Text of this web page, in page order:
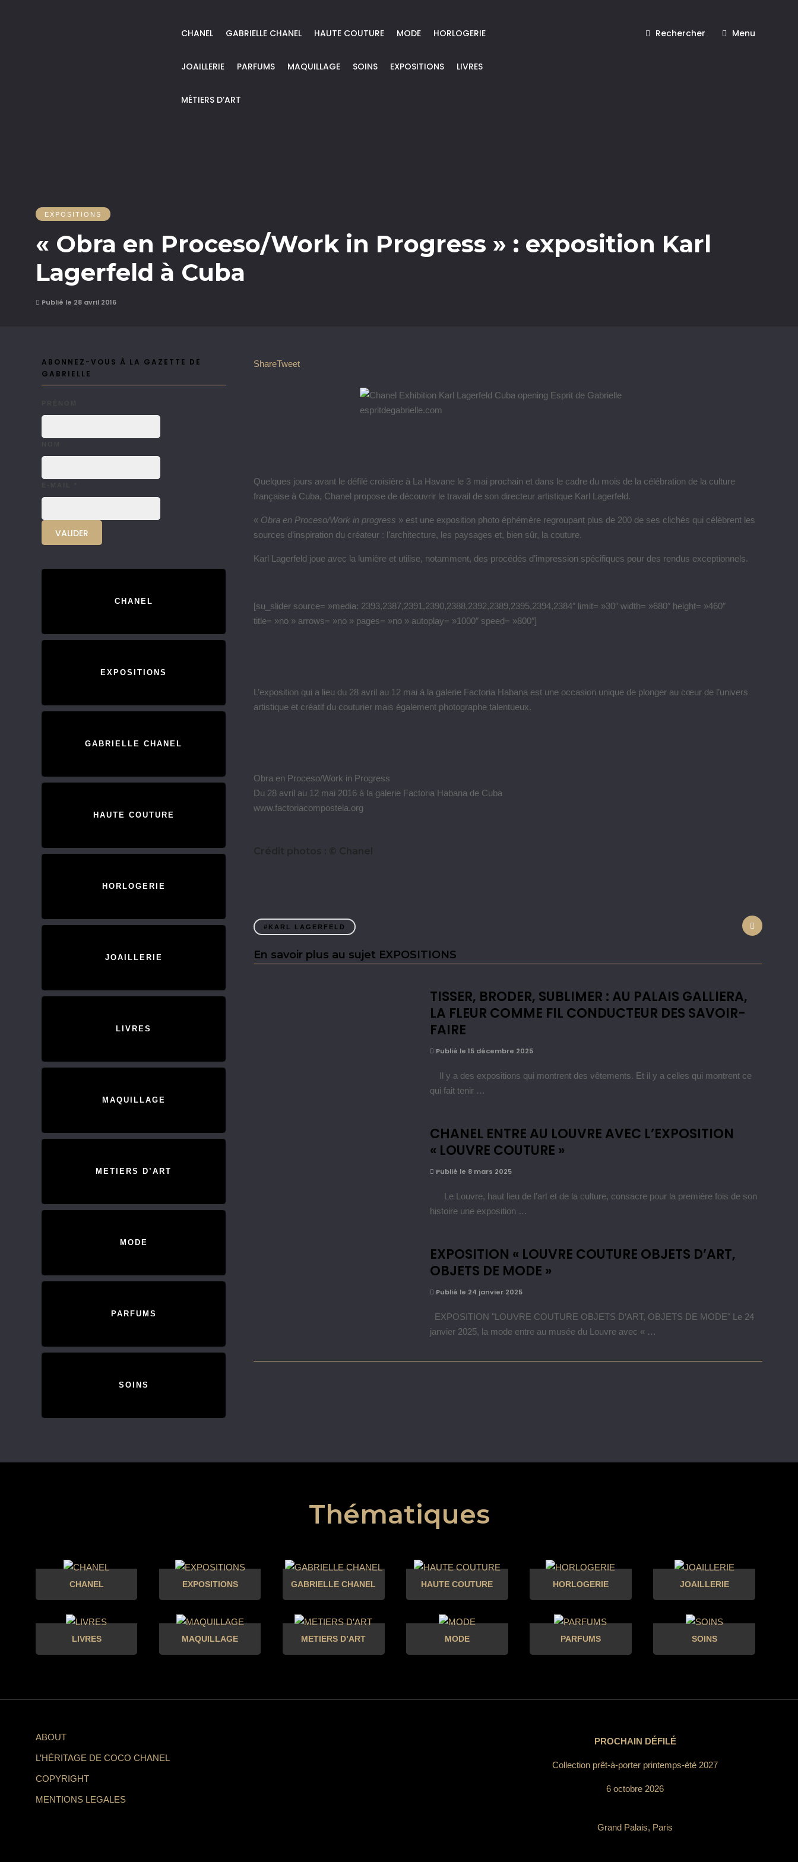
CHANEL GABRIELLE CHANEL HAUTE COUTURE MODE HORLOGERIE
JOAILLERIE PARFUMS MAQUILLAGE SOINS EXPOSITIONS LIVRES
MÉTIERS D’ART
Rechercher Menu
EXPOSITIONS
« Obra en Proceso/Work in Progress » : exposition Karl
Lagerfeld à Cuba
Publié le 28 avril 2016
ShareTweet
Quelques jours avant le défilé croisière à La Havane le 3 mai prochain et dans le cadre du mois de la célébration de la culture
française à Cuba, Chanel propose de découvrir le travail de son directeur artistique Karl Lagerfeld.
« Obra en Proceso/Work in progress » est une exposition photo éphémère regroupant plus de 200 de ses clichés qui célèbrent les
sources d’inspiration du créateur : l’architecture, les paysages et, bien sûr, la couture.
Karl Lagerfeld joue avec la lumière et utilise, notamment, des procédés d’impression spécifiques pour des rendus exceptionnels.
[su_slider source= »media: 2393,2387,2391,2390,2388,2392,2389,2395,2394,2384″ limit= »30″ width= »680″ height= »460″
title= »no » arrows= »no » pages= »no » autoplay= »1000″ speed= »800″]
L’exposition qui a lieu du 28 avril au 12 mai à la galerie Factoria Habana est une occasion unique de plonger au cœur de l’univers
artistique et créatif du couturier mais également photographe talentueux.
Obra en Proceso/Work in Progress
Du 28 avril au 12 mai 2016 à la galerie Factoria Habana de Cuba
www.factoriacompostela.org
Crédit photos : © Chanel
#KARL LAGERFELD
En savoir plus au sujet EXPOSITIONS
TISSER, BRODER, SUBLIMER : AU PALAIS GALLIERA,
LA FLEUR COMME FIL CONDUCTEUR DES SAVOIR-
FAIRE
Publié le 15 décembre 2025
Il y a des expositions qui montrent des vêtements. Et il y a celles qui montrent ce
qui fait tenir …
CHANEL ENTRE AU LOUVRE AVEC L’EXPOSITION
« LOUVRE COUTURE »
Publié le 8 mars 2025
Le Louvre, haut lieu de l’art et de la culture, consacre pour la première fois de son
histoire une exposition …
EXPOSITION « LOUVRE COUTURE OBJETS D’ART,
OBJETS DE MODE »
Publié le 24 janvier 2025
EXPOSITION "LOUVRE COUTURE OBJETS D’ART, OBJETS DE MODE" Le 24
janvier 2025, la mode entre au musée du Louvre avec « …
ABONNEZ-VOUS À LA GAZETTE DE
GABRIELLE
CHANEL
EXPOSITIONS
GABRIELLE CHANEL
HAUTE COUTURE
HORLOGERIE
JOAILLERIE
LIVRES
MAQUILLAGE
METIERS D’ART
MODE
PARFUMS
SOINS
Thématiques
CHANEL EXPOSITIONS GABRIELLE CHANEL HAUTE COUTURE HORLOGERIE JOAILLERIE
LIVRES MAQUILLAGE METIERS D’ART MODE PARFUMS SOINS
ABOUT
L’HÉRITAGE DE COCO CHANEL
COPYRIGHT
MENTIONS LEGALES
PROCHAIN DÉFILÉ
Collection prêt-à-porter printemps-été 2027
6 octobre 2026
Grand Palais, Paris